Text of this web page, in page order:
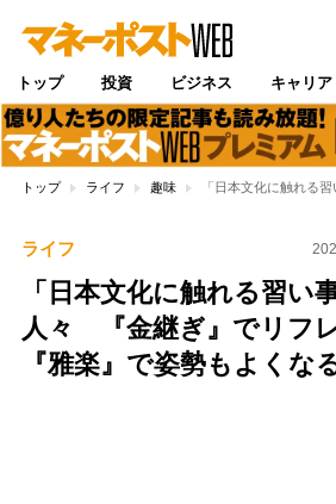
トップ 投資 ビジネス キャリア
トップ ライフ 趣味 「日本文化に触れる
ライフ
「日本文化に触れる習い
人々 『金継ぎ』でリフレ
『雅楽』で姿勢もよくな